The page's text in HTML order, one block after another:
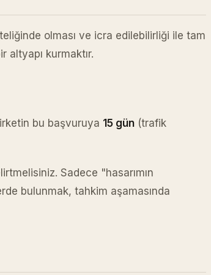
olması ve icra edilebilirliği ile tam
altyapı kurmaktır.
bu başvuruya 15 gün (trafik
Sadece "hasarımın
bulunmak, tahkim aşamasında